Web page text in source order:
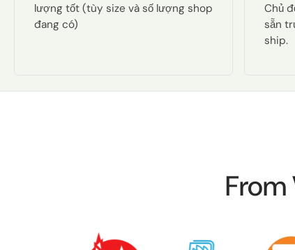
lượng tốt (tùy size và số lượng shop
đang có)
Chủ
sẵn
ship.